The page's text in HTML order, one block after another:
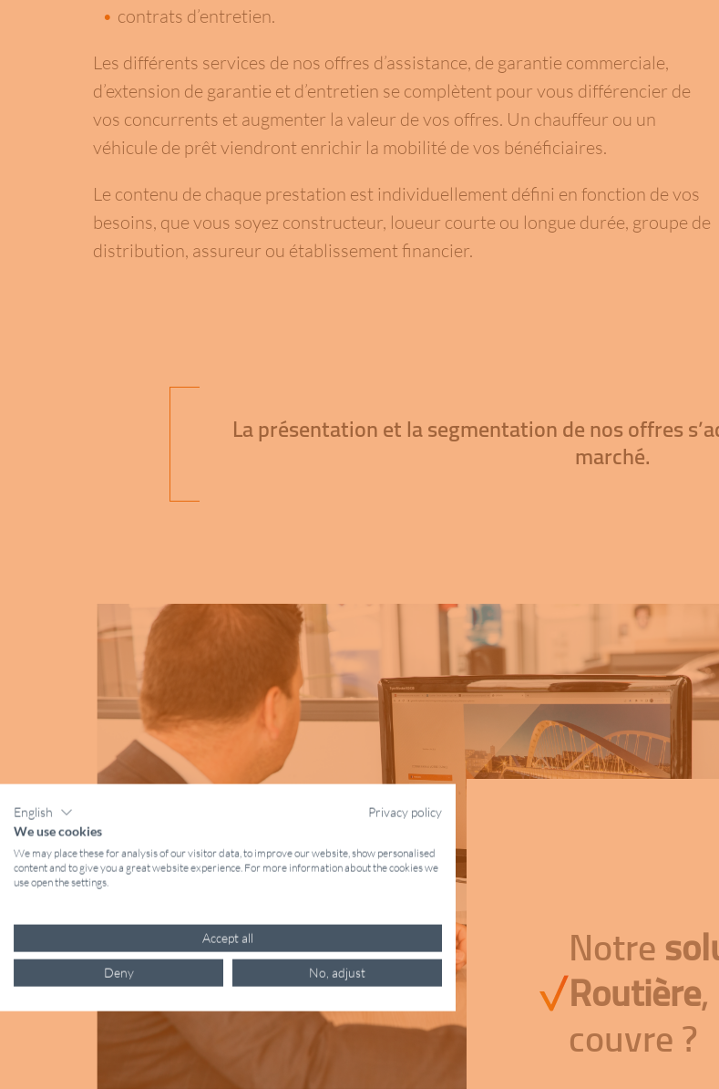
contrats d’entretien.
Les différents services de nos offres d’assistance, de garantie commerciale,
d’extension de garantie et d’entretien se complètent pour vous différencier de
vos concurrents et augmenter la valeur de vos offres. Un chauffeur ou un
véhicule de prêt viendront enrichir la mobilité de vos bénéficiaires.
Le contenu de chaque prestation est individuellement défini en fonction de vos
besoins, que vous soyez constructeur, loueur courte ou longue durée, groupe de
distribution, assureur ou établissement financier.
La présentation et la segmentation de nos offres
marché.
Notre
Routière
couvre ?
English
Privacy policy
We use cookies
We may place these for analysis of our visitor data, to improve our website, show personalised
content and to give you a great website experience. For more information about the cookies we
use open the settings.
Accept all
Deny No, adjust